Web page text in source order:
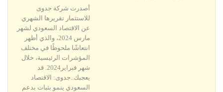
أصدرت شركة جدوى
للاستثمار تقريرها الشهري
عن الاقتصاد السعودي لشهر
مارس 2024، والذي أظهر
انتعاشًا ملحوظًا في مختلف
المؤشرات الرئيسية، خلال
شهر فبراير2024. قد
يعجبك..جدوى: الاقتصاد
السعودي ينمو بثبات بدعم